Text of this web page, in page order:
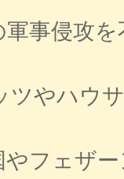
事侵攻
ツやハウ
フェザ